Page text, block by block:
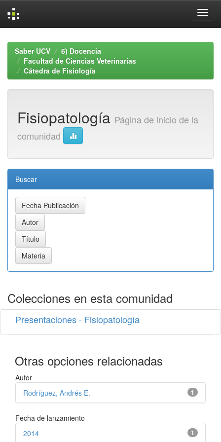
navigationSaber UCV
6) Docencia
Facultad de Ciencias Veterinarias
Cátedra de Fisiología
Fisiopatología Página de inicio de la
comunidad
Buscar
Colecciones en esta comunidad
Presentaciones - Fisiopatología
Otras opciones relacionadas
Autor
1
Rodríguez, Andrés E.
Fecha de lanzamiento
1
2014